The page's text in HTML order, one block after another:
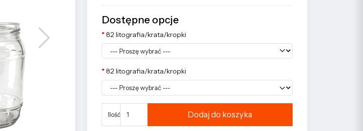
Dostępne opcje
82 litografia/krata/kropki
82 litografia/krata/kropki
Ilość Dodaj do koszyka